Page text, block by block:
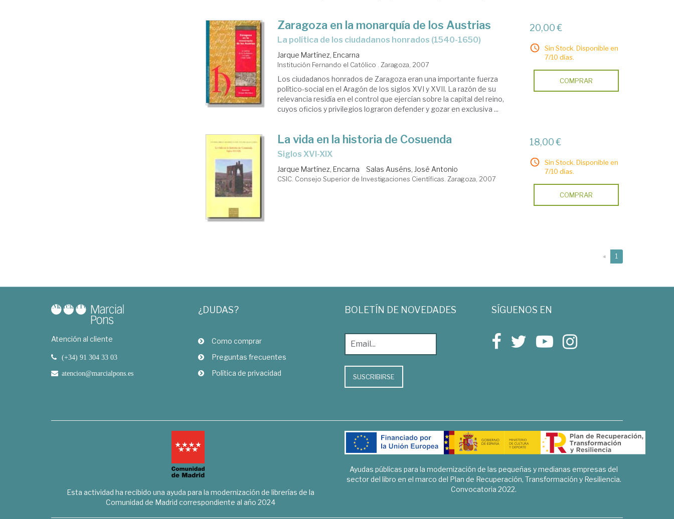
Zaragoza en la monarquía de los Austrias
la política de los ciudadanos honrados (1540-1650)
Jarque Martínez, Encarna
Institución Fernando el Católico . Zaragoza, 2007
Los ciudadanos honrados de Zaragoza eran una importante fuerza
político-social en el Aragón de los siglos XVI y XVII. La razón de su
relevancia residía en el control que ejercían sobre la capital del reino,
cuyos oficios y privilegios lograron defender y gozar en exclusiva ...
20,00 €
Sin Stock. Disponible en
7/10 días.
COMPRAR
La vida en la historia de Cosuenda
siglos XVI-XIX
Jarque Martínez, Encarna Salas Auséns, José Antonio
CSIC. Consejo Superior de Investigaciones Científicas. Zaragoza, 2007
18,00 €
Sin Stock. Disponible en
7/10 días.
COMPRAR
« 1
Atención al cliente
(+34) 91 304 33 03
atencion@marcialpons.es
¿DUDAS?
Como comprar
Preguntas frecuentes
Política de privacidad
BOLETÍN DE NOVEDADES
SUSCRIBIRSE
SÍGUENOS EN
Esta actividad ha recibido una ayuda para la modernización de librerías de la
Comunidad de Madrid correspondiente al año 2024
Ayudas públicas para la modernización de las pequeñas y medianas empresas del
sector del libro en el marco del Plan de Recuperación, Transformación y Resiliencia.
Convocatoria 2022.